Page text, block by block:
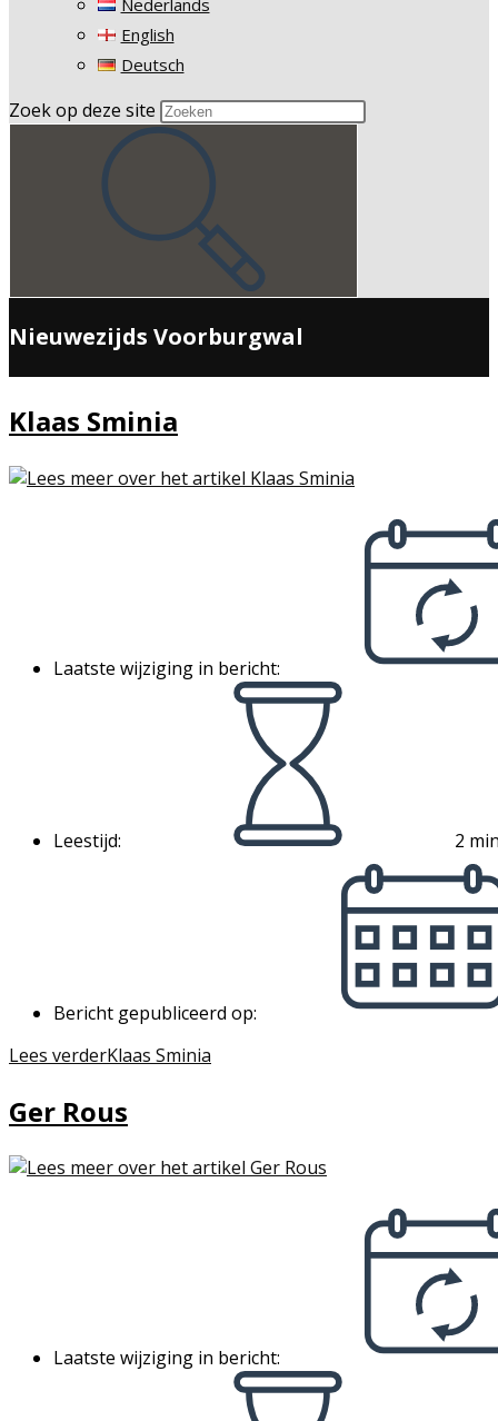
Nederlands
English
Deutsch
Zoek op deze site
Nieuwezijds Voorburgwal
Klaas Sminia
Laatste wijziging in bericht:
Leestijd: 2
Bericht gepubliceerd op:
Lees verderKlaas Sminia
Ger Rous
Laatste wijziging in bericht: